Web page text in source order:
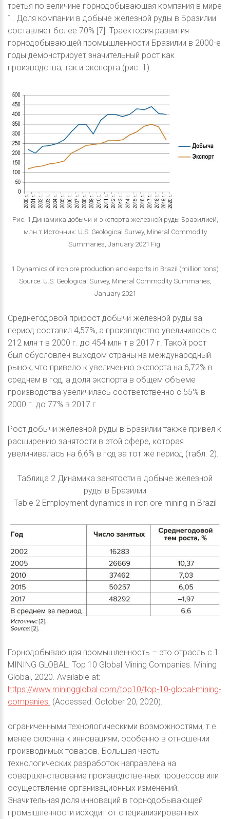
третья по величине горнодобывающая компания в мире
1. Доля компании в добыче железной руды в Бразилии
составляет более 70% [7]. Траектория развития
горнодобывающей промышленности Бразилии в 2000-е
годы демонстрирует значительный рост как
производства, так и экспорта (рис. 1).
Рис. 1 Динамика добычи и экспорта железной руды Бразилией,
млн т Источник: U.S. Geological Survey, Mineral Commodity
Summaries, January 2021 Fig.
1 Dynamics of iron ore production and exports in Brazil (million tons)
Source: U.S. Geological Survey, Mineral Commodity Summaries,
January 2021
Среднегодовой прирост добычи железной руды за
период составил 4,57%, а производство увеличилось с
212 млн т в 2000 г. до 454 млн т в 2017 г. Такой рост
был обусловлен выходом страны на международный
рынок, что привело к увеличению экспорта на 6,72% в
среднем в год, а доля экспорта в общем объеме
производства увеличилась соответственно с 55% в
2000 г. до 77% в 2017 г.
Рост добычи железной руды в Бразилии также привел к
расширению занятости в этой сфере, которая
увеличивалась на 6,6% в год за тот же период (табл. 2).
Таблица 2 Динамика занятости в добыче железной
руды в Бразилии
Table 2 Employment dynamics in iron ore mining in Brazil
Горнодобывающая промышленность – это отрасль с 1
MINING GLOBAL. Top 10 Global Mining Companies. Mining
Global, 2020. Available at:
https://www.miningglobal.com/top10/top-10-global-mining-
companies. (Accessed: October 20, 2020).
ограниченными технологическими возможностями, т.е.
менее склонна к инновациям, особенно в отношении
производимых товаров. Большая часть
технологических разработок направлена на
совершенствование производственных процессов или
осуществление организационных изменений.
Значительная доля инноваций в горнодобывающей
промышленности исходит от специализированных